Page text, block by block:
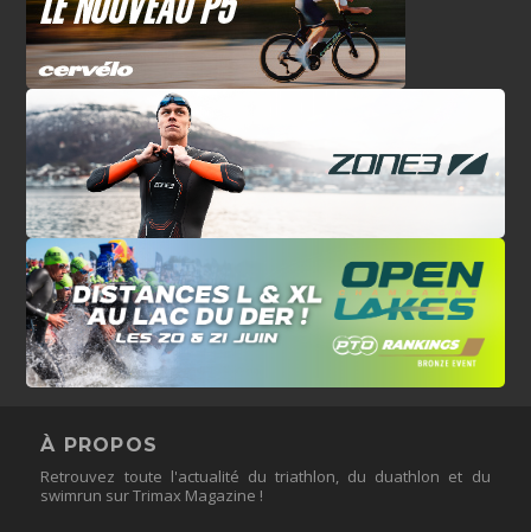
À PROPOS
Retrouvez toute l'actualité du triathlon, du duathlon et du
swimrun sur Trimax Magazine !